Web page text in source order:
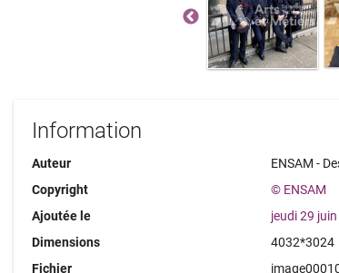
Information
Auteur
ENSAM -
Copyright
© ENSAM
Ajoutée le
jeudi 29
Dimensions
4032*3024
Fichier